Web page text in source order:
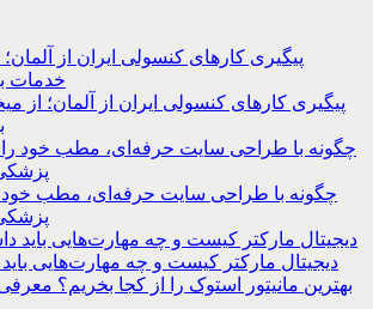
پیگیری کارهای کنسولی ایران از آلمان؛ از
چگونه با طراحی سایت حرفه‌ای، مطب خود
دیجیتال مارکتر کیست و چه مهارت‌هایی